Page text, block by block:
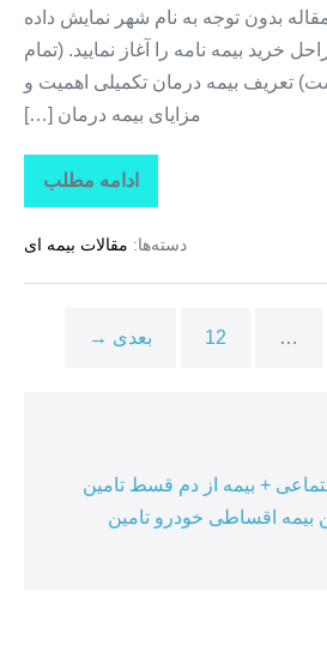
بدون توجه به نام شهر نمایش داده
خرید بیمه نامه را آغاز نمایید. (تمام
تعریف بیمه درمان تکمیلی اهمیت و
مزایای بیمه درمان […]
ادامه مطلب
تاراز
بیمه
بیمه
درمان
بیمه
دسته‌ها: مقالات بیمه ای
…
12 بعدی →
+ بیمه از دم قسط تامین
بیمه اقساطی خودرو تامین